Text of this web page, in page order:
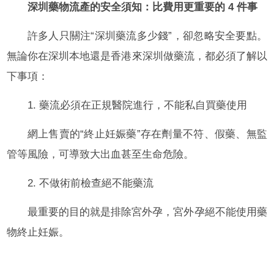
深圳藥物流產的安全須知：比費用更重要的 4 件事
許多人只關注“深圳藥流多少錢”，卻忽略安全要點。
無論你在深圳本地還是香港來深圳做藥流，都必須了解以
下事項：
1. 藥流必須在正規醫院進行，不能私自買藥使用
網上售賣的“終止妊娠藥”存在劑量不符、假藥、無監
管等風險，可導致大出血甚至生命危險。
2. 不做術前檢查絕不能藥流
最重要的目的就是排除宮外孕，宮外孕絕不能使用藥
物終止妊娠。